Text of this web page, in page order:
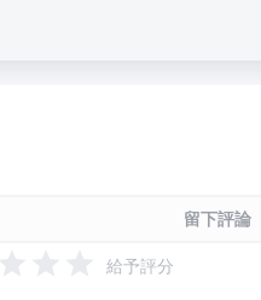
留下評論
給予評分